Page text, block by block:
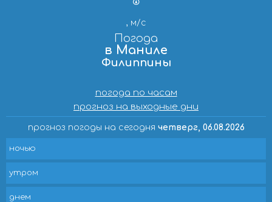
, м/с
Погода
в Маниле
Филиппины
погода по часам
прогноз на выходные дни
прогноз погоды на сегодня четверг, 06.08.2026
ночью
утром
днем